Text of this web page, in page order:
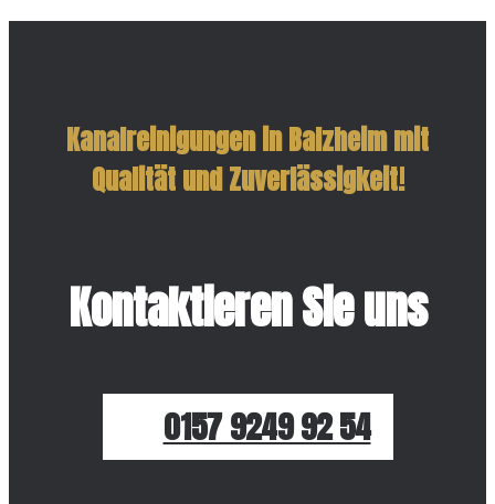
Kanalreinigungen in Balzheim mit
Qualität und Zuverlässigkeit!
Kontaktieren Sie uns
0157 9249 92 54